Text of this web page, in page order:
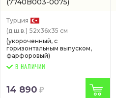
(7740B003-0075)
Турция
(д.ш.в.) 52x36x35 см
(укороченный, с
горизонтальным выпуском,
фарфоровый)
В НАЛИЧИИ
14 890